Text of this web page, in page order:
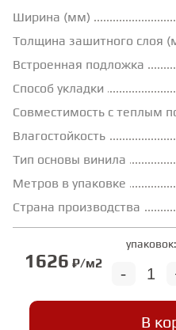
ТЕПЛЫЙ
Ширина (мм)
Толщина зашитного слоя
Встроенная подложка
Способ укладки
Совместимость с теплым
Влагостойкость
Тип основы винила
Метров в упаковке
Страна производства
1626 ₽/м2
упаковок:
-
В